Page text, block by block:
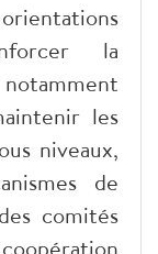
la
les
niveaux,
de
comités